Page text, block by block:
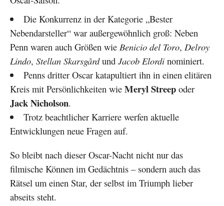
Die Konkurrenz in der Kategorie „Bester
Nebendarsteller“ war außergewöhnlich groß: Neben
Penn waren auch Größen wie Benicio del Toro, Delroy
Lindo, Stellan Skarsgårdund Jacob Elordi nominiert.
Penns dritter Oscar katapultiert ihn in einen elitären
Kreis mit Persönlichkeiten wie Meryl Streep oder
Jack Nicholson.
Trotz beachtlicher Karriere werfen aktuelle
Entwicklungen neue Fragen auf.
So bleibt nach dieser Oscar-Nacht nicht nur das
filmische Können im Gedächtnis – sondern auch das
Rätsel um einen Star, der selbst im Triumph lieber
abseits steht.